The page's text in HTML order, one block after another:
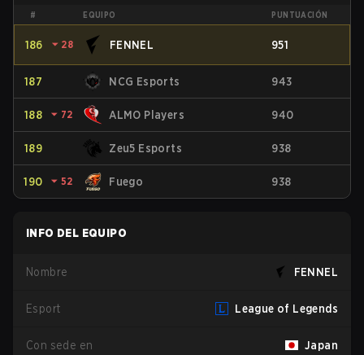
# EQUIPO PUNTUACIÓN
186 ⏷ 28 FENNEL 951
187 NCG Esports 943
188 ⏷ 72 ALMO Players 940
189 Zeu5 Esports 938
190 ⏷ 52 Fuego 938
INFO DEL EQUIPO
Nombre FENNEL
Esport League of Legends
Con sede en Japan